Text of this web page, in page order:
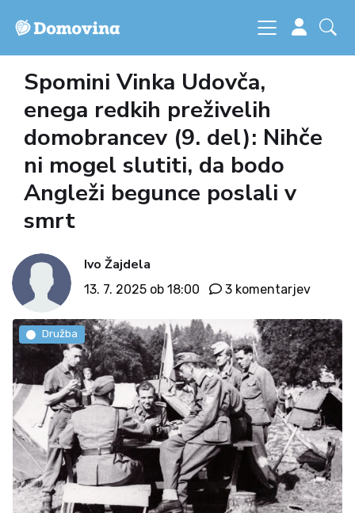
Spomini Vinka Udovča,
enega redkih preživelih
domobrancev (9. del): Nihče
ni mogel slutiti, da bodo
Angleži begunce poslali v
smrt
Ivo Žajdela
13. 7. 2025 ob 18:00 3 komentarjev
Družba